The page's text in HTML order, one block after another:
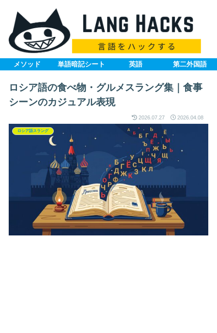
メソッド 単語暗記シート 英語 第二外国語
ロシア語の食べ物・グルメスラング集｜食事
シーンのカジュアル表現
2026.07.27 2026.04.08
ロシア語スラング